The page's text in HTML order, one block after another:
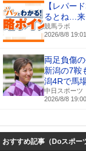
【レパー
るとね…来
競馬ラボ
2026/8/8 19:01
両足負傷
新潟の7鞍
潟4Rで馬
中日スポーツ
2026/8/8 19:00
おすすめ記事（Doスポー